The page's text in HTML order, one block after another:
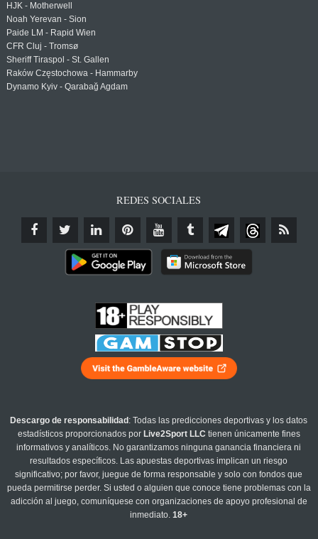
HJK - Motherwell
Noah Yerevan - Sion
Paide LM - Rapid Wien
CFR Cluj - Tromsø
Sheriff Tiraspol - St. Gallen
Raków Częstochowa - Hammarby
Dynamo Kyiv - Qarabağ Agdam
REDES SOCIALES
Descargo de responsabilidad : Todas las predicciones deportivas y los datos
estadísticos proporcionados por Live2Sport LLC tienen únicamente fines
informativos y analíticos. No garantizamos ninguna ganancia financiera ni
resultados específicos. Las apuestas deportivas implican un riesgo
significativo; por favor, juegue de forma responsable y solo con fondos que
pueda permitirse perder. Si usted o alguien que conoce tiene problemas con la
adicción al juego, comuníquese con organizaciones de apoyo profesional de
inmediato.18+